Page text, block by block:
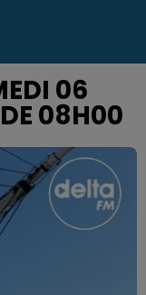
06
08H00